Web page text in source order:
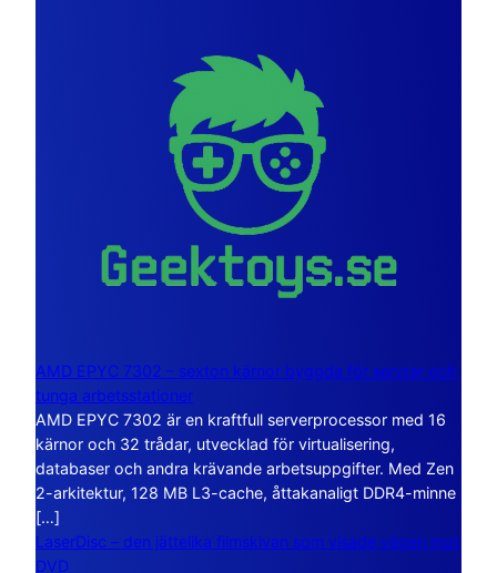
AMD EPYC 7302 – sexton kärnor byggda för servrar och
tunga arbetsstationer
AMD EPYC 7302 är en kraftfull serverprocessor med 16
kärnor och 32 trådar, utvecklad för virtualisering,
databaser och andra krävande arbetsuppgifter. Med Zen
2-arkitektur, 128 MB L3-cache, åttakanaligt DDR4-minne
[…]
LaserDisc – den jättelika filmskivan som visade vägen mot
DVD